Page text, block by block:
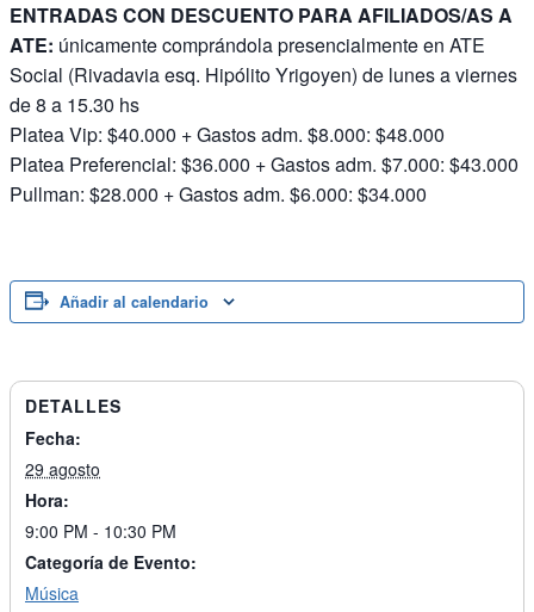
ENTRADAS CON DESCUENTO PARA AFILIADOS/AS A
ATE: únicamente comprándola presencialmente en ATE
Social (Rivadavia esq. Hipólito Yrigoyen) de lunes a viernes
de 8 a 15.30 hs
Platea Vip: $40.000 + Gastos adm. $8.000: $48.000
Platea Preferencial: $36.000 + Gastos adm. $7.000: $43.000
Pullman: $28.000 + Gastos adm. $6.000: $34.000
Añadir al calendario
DETALLES
Fecha:
29 agosto
Hora:
9:00 PM - 10:30 PM
Categoría de Evento:
Música